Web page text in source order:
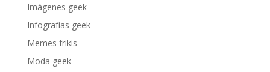
Imágenes geek
Infografías geek
Memes frikis
Moda geek